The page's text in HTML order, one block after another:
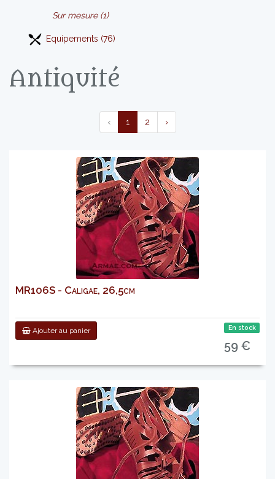
Sur mesure (1)
Equipements (76)
Antiquité
‹ 1 2 ›
MR106S - Caligae, 26,5cm
Ajouter au panier En stock
59 €